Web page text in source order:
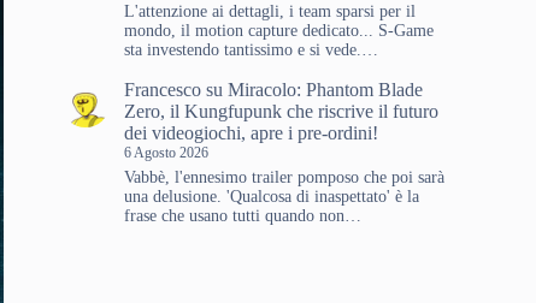
L'attenzione ai dettagli, i team sparsi per il
mondo, il motion capture dedicato... S-Game
sta investendo tantissimo e si vede.…
Francesco suMiracolo: Phantom Blade
Zero, il Kungfupunk che riscrive il futuro
dei videogiochi, apre i pre-ordini!
6 Agosto 2026
Vabbè, l'ennesimo trailer pomposo che poi sarà
una delusione. 'Qualcosa di inaspettato' è la
frase che usano tutti quando non…